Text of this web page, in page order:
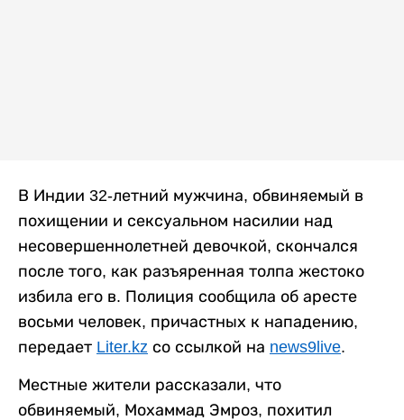
В Индии 32-летний мужчина, обвиняемый в
похищении и сексуальном насилии над
несовершеннолетней девочкой, скончался
после того, как разъяренная толпа жестоко
избила его в. Полиция сообщила об аресте
восьми человек, причастных к нападению,
передает Liter.kz со ссылкой на news9live.
Местные жители рассказали, что
обвиняемый, Мохаммад Эмроз, похитил